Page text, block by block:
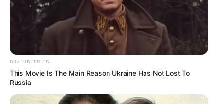
BRAINBERRIES
This Movie Is The Main Reason Ukraine Has Not Lost To
Russia